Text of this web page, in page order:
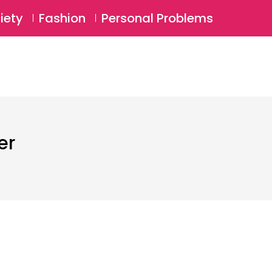
Login ⚲
Fashion Personal Problems